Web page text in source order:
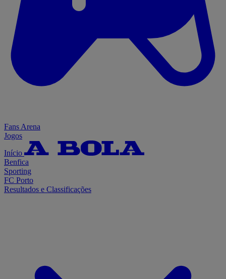
Fans Arena
Jogos
Início
Benfica
Sporting
FC Porto
Resultados e Classificações